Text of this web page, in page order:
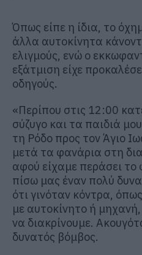
Όπως είπε η ίδια, το
άλλα αυτοκίνητα
ελιγμούς, ενώ ο
εξάτμιση είχε
οδηγούς.
«Περίπου στις 12:00
σύζυγο και τα παιδιά
τη Ρόδο προς τον Άγιο
μετά τα φανάρια στη
αφού είχαμε περάσει
πίσω μας έναν πολύ
ότι γινόταν κόντρα,
με αυτοκίνητο ή
να διακρίνουμε.
δυνατός βόμβος.